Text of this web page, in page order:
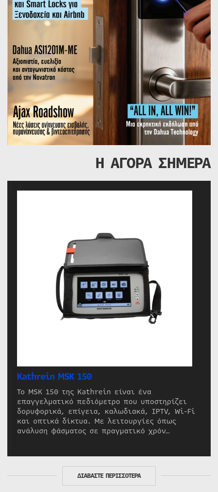
Η ΑΓΟΡΑ ΣΗΜΕΡΑ
Kathrein MSK 150
Το MSK 150 της Kathrein είναι ένα
επαγγελματικό πεδιόμετρο που υποστηρίζει
δορυφορικά, επίγεια, καλωδιακά, IPTV, Wi-Fi
και οπτικά δίκτυα. Με λειτουργίες όπως
ανάλυση φάσματος σε πραγματικό χρόν…
ΔΙΑΒΑΣΤΕ ΠΕΡΙΣΣΟΤΕΡΑ